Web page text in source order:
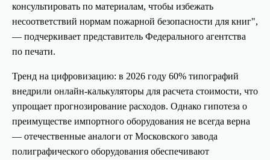
консультировать по материалам, чтобы избежать
несоответствий нормам пожарной безопасности для книг",
— подчеркивает представитель Федерального агентства
по печати.
Тренд на цифровизацию: в 2026 году 60% типографий
внедрили онлайн-калькуляторы для расчета стоимости, что
упрощает прогнозирование расходов. Однако гипотеза о
преимуществе импортного оборудования не всегда верна
— отечественные аналоги от Московского завода
полиграфического оборудования обеспечивают